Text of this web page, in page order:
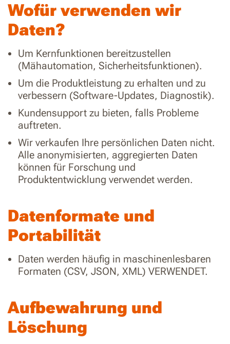
Wofür verwenden wir
Daten?
Um Kernfunktionen bereitzustellen
(Mähautomation, Sicherheitsfunktionen).
Um die Produktleistung zu erhalten und zu
verbessern (Software-Updates, Diagnostik).
Kundensupport zu bieten, falls Probleme
auftreten.
Wir verkaufen Ihre persönlichen Daten nicht.
Alle anonymisierten, aggregierten Daten
können für Forschung und
Produktentwicklung verwendet werden.
Datenformate und
Portabilität
Daten werden häufig in maschinenlesbaren
Formaten (CSV, JSON, XML) VERWENDET.
Aufbewahrung und
Löschung